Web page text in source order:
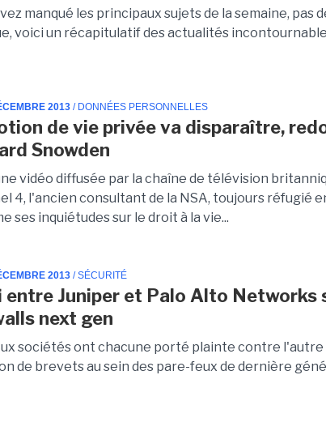
manqué les principaux sujets de la semaine, pas
voici un récapitulatif des actualités
2013 / DONNÉES PERSONNELLES
de vie privée va disparaître,
Snowden
vidéo diffusée par la chaîne de télévision
4, l'ancien consultant de la NSA, toujours réfugié
ses inquiétudes sur le droit à la vie...
2013 / SÉCURITÉ
entre Juniper et Palo Alto Networks
next gen
sociétés ont chacune porté plainte contre
de brevets au sein des pare-feux de dernière